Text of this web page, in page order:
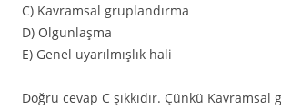
C) Kavramsal gruplandırma
D) Olgunlaşma
E) Genel uyarılmışlık hali
Doğru cevap C şıkkıdır. Çünkü Kavramsal